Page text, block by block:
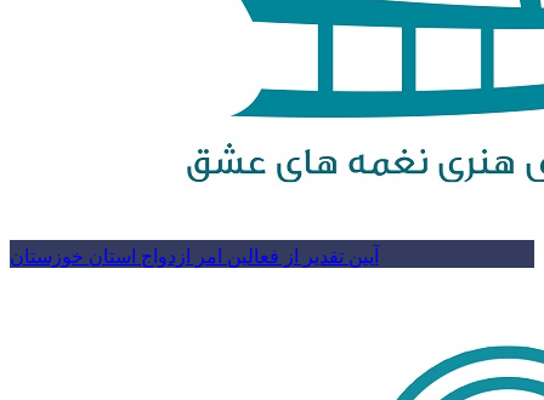
آیین تقدیر از فعالین امر ازدواج استان خوزستان